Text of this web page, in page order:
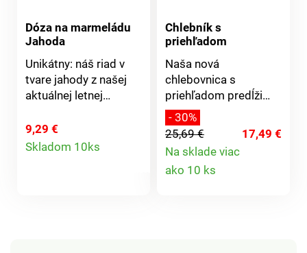
Dóza na marmeládu
Jahoda
Unikátny: náš riad v
tvare jahody z našej
aktuálnej letnej
kvalitné spracovanie
so zmyslom pre
9,29 €
Skladom 10ks
Chlebník s
priehľadom
Naša nová
chlebovnica s
priehľadom predĺži
čerstvosť pečiva.
Vďaka drážkovanému
dnu a zadným
vzduchovým otvorom
je zachovaná
- 30%
25,69 €
17,49 €
Na sklade viac
ako 10 ks